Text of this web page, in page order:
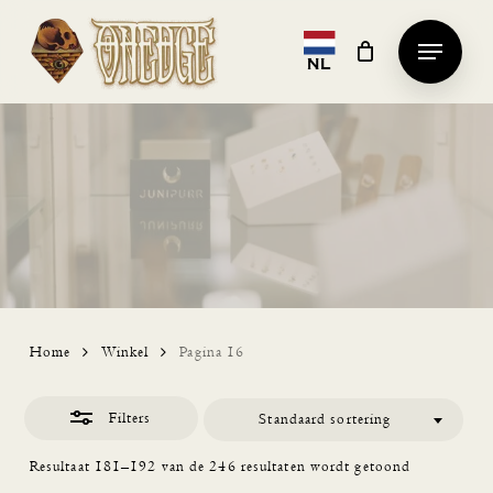
Skip
NL
Menu
Home Winkel Pagina 16
Filters
Resultaat 181–192 van de 246 resultaten wordt getoond
Standaard sortering
Close
Filters